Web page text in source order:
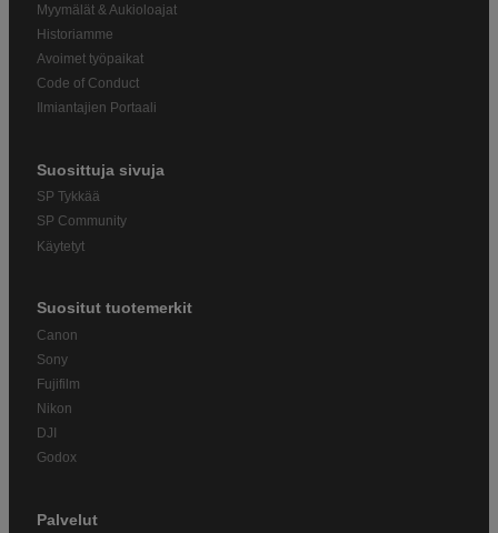
Myymälät & Aukioloajat
Historiamme
Avoimet työpaikat
Code of Conduct
Ilmiantajien Portaali
Suosittuja sivuja
SP Tykkää
SP Community
Käytetyt
Suositut tuotemerkit
Canon
Sony
Fujifilm
Nikon
DJI
Godox
Palvelut